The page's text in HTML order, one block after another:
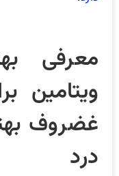
معرفی
ویتامین
غضروف
درد